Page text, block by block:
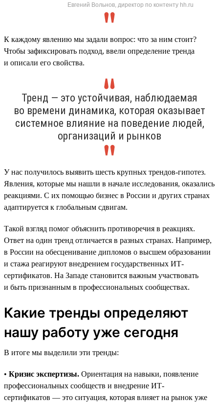
Евгений Вольнов, директор по контенту hh.ru
К каждому явлению мы задали вопрос: что за ним стоит?
Чтобы зафиксировать подход, ввели определение тренда
и описали его свойства.
Тренд — это устойчивая, наблюдаемая
во времени динамика, которая оказывает
системное влияние на поведение людей,
организаций и рынков
У нас получилось выявить шесть крупных трендов-гипотез.
Явления, которые мы нашли в начале исследования, оказались
реакциями. С их помощью бизнес в России и других странах
адаптируется к глобальным сдвигам.
Такой взгляд помог объяснить противоречия в реакциях.
Ответ на один тренд отличается в разных странах. Например,
в России на обесценивание дипломов о высшем образовании
и стажа реагируют внедрением государственных ИТ-
сертификатов. На Западе становится важным участвовать
и быть признанным в профессиональных сообществах.
Какие тренды определяют
нашу работу уже сегодня
В итоге мы выделили эти тренды:
• Кризис экспертизы. Ориентация на навыки, появление
профессиональных сообществ и внедрение ИТ-
сертификатов — это ситуация, которая влияет на рынок уже